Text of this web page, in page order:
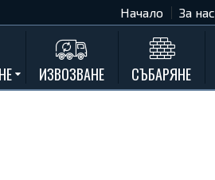
Начало За нас
ИЗВОЗВАНЕ СЪБАРЯНЕ